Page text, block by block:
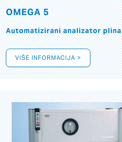
OMEGA 5
Automatizirani analizator plina
VIŠE INFORMACIJA >